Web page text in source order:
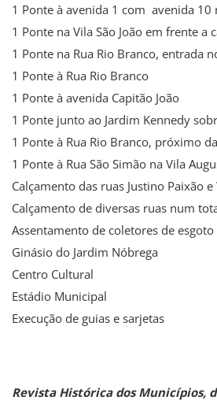
1 Ponte à avenida 1 com avenida 10
1 Ponte na Vila São João em frente a
1 Ponte na Rua Rio Branco, entrada
1 Ponte à Rua Rio Branco
1 Ponte à avenida Capitão João
1 Ponte junto ao Jardim Kennedy
1 Ponte à Rua Rio Branco, próximo
1 Ponte à Rua São Simão na Vila
Calçamento das ruas Justino Paixão
Calçamento de diversas ruas num
Assentamento de coletores de esgoto
Ginásio do Jardim Nóbrega
Centro Cultural
Estádio Municipal
Execução de guias e sarjetas
Revista Histórica dos Municípios,